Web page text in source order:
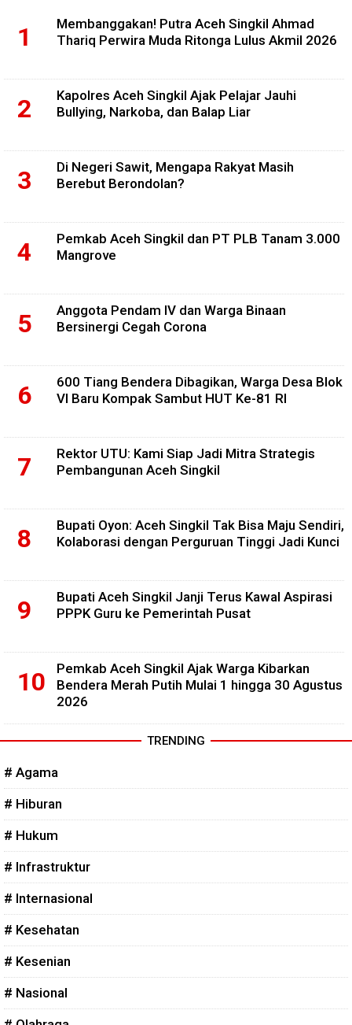
Membanggakan! Putra Aceh Singkil Ahmad
Thariq Perwira Muda Ritonga Lulus Akmil 2026
Kapolres Aceh Singkil Ajak Pelajar Jauhi
Bullying, Narkoba, dan Balap Liar
Di Negeri Sawit, Mengapa Rakyat Masih
Berebut Berondolan?
Pemkab Aceh Singkil dan PT PLB Tanam 3.000
Mangrove
Anggota Pendam IV dan Warga Binaan
Bersinergi Cegah Corona
600 Tiang Bendera Dibagikan, Warga Desa Blok
VI Baru Kompak Sambut HUT Ke-81 RI
Rektor UTU: Kami Siap Jadi Mitra Strategis
Pembangunan Aceh Singkil
Bupati Oyon: Aceh Singkil Tak Bisa Maju Sendiri,
Kolaborasi dengan Perguruan Tinggi Jadi Kunci
Bupati Aceh Singkil Janji Terus Kawal Aspirasi
PPPK Guru ke Pemerintah Pusat
Pemkab Aceh Singkil Ajak Warga Kibarkan
Bendera Merah Putih Mulai 1 hingga 30 Agustus
2026
TRENDING
# Agama
# Hiburan
# Hukum
# Infrastruktur
# Internasional
# Kesehatan
# Kesenian
# Nasional